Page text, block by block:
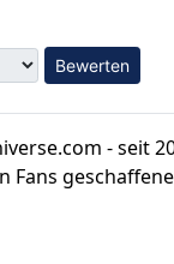
- seit
Fans